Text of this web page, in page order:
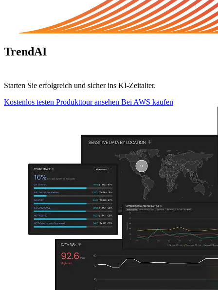
TrendAI
Starten Sie erfolgreich und sicher ins KI-Zeitalter.
Kostenlos testen Produkttour ansehen Bei AWS kaufen